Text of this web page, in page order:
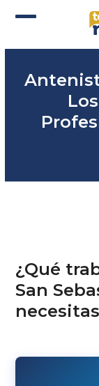
móvil
móvil
¿Qué
San